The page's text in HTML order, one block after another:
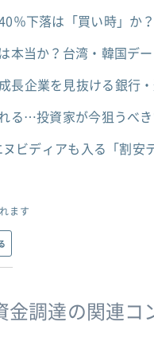
％下落は「買い時」か
本当か？台湾・韓国デ
長企業を見抜ける銀行
る…投資家が今狙うべ
ビディアも入る「割安
ます
調達の関連コ